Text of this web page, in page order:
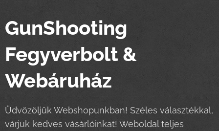
GunShooting
Fegyverbolt &
Webáruház
Üdvözöljük Webshopunkban! Széles választékkal,
várjuk kedves vásárlóinkat! Weboldal teljes